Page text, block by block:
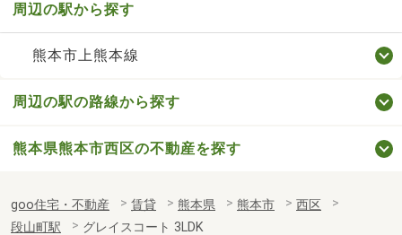
周辺の駅から探す
熊本市上熊本線
周辺の駅の路線から探す
熊本県熊本市西区の不動産を探す
goo住宅・不動産 賃貸 熊本県 熊本市
西区
段山町駅
グレイスコート 3LDK